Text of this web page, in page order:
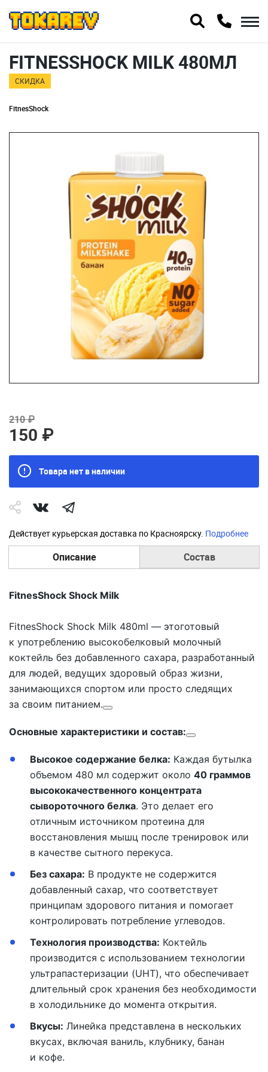
FITNESSHOCK MILK 480МЛ
СКИДКА
FitnesShock
210 ₽
150 ₽
Товара нет в наличии
Действует курьерская доставка по Красноярску. Подробнее
Описание Состав
FitnesShock Shock Milk
FitnesShock Shock Milk 480ml — этоготовый
к употреблению высокобелковый молочный
коктейль без добавленного сахара, разработанный
для людей, ведущих здоровый образ жизни,
занимающихся спортом или просто следящих
за своим питанием.
Основные характеристики и состав:
Высокое содержание белка: Каждая бутылка
объемом 480 мл содержит около 40 граммов
высококачественного концентрата
сывороточного белка. Это делает его
отличным источником протеина для
восстановления мышц после тренировок или
в качестве сытного перекуса.
Без сахара: В продукте не содержится
добавленный сахар, что соответствует
принципам здорового питания и помогает
контролировать потребление углеводов.
Технология производства: Коктейль
производится с использованием технологии
ультрапастеризации (UHT), что обеспечивает
длительный срок хранения без необходимости
в холодильнике до момента открытия.
Вкусы: Линейка представлена в нескольких
вкусах, включая ваниль, клубнику, банан
и кофе.